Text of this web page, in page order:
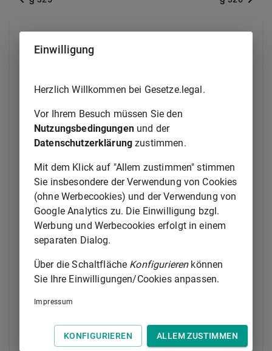
(1) Wer beim Betrieb einer Anlage, insbesondere einer
Betriebsstätte oder Maschine, unter Verletzung
Bereichs die Gesundheit eines anderen zu schädigen,
wird mit Freiheitsstrafe bis zu drei Jahren oder mit
Geldstrafe bestraft.
(2) Wer beim Betrieb einer Anlage, insbesondere einer
Betriebsstätte oder Maschine, unter Verletzung
verwaltungsrechtlicher Pflichten, die dem Schutz vor
Lärm, Erschütterungen oder nichtionisierenden
Strahlen dienen, die Gesundheit eines anderen, ihm
nicht gehörende Tiere oder fremde Sachen von
bedeutendem Wert gefährdet, wird mit Freiheitsstrafe
(3) Handelt der Täter fahrlässig, so ist die Strafe
1.
in den Fällen des Absatzes 1
Geldstrafe,
in den Fällen des Absatzes 2
Einwilligung
Herzlich Willkommen bei Gesetze.legal.
Vor Ihrem Besuch müssen Sie den
Nutzungsbedingungenund der
Datenschutzerklärung zustimmen.
Mit dem Klick auf "Allem zustimmen" stimmen
Sie insbesondere der Verwendung von Cookies
(ohne Werbecookies) und der Verwendung von
Google Analytics zu. Die Einwilligung bzgl.
Werbung und Werbecookies erfolgt in einem
separaten Dialog.
Über die Schaltfläche Konfigurierenkönnen
Sie Ihre Einwilligungen/Cookies anpassen.
Impressum
KONFIGURIEREN ALLEM ZUSTIMMEN